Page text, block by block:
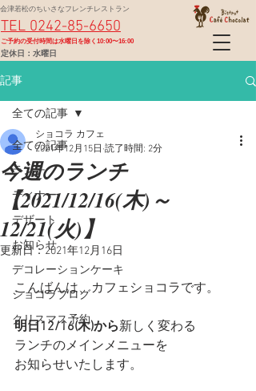
定休日：水曜日
TEL 0242-85-6650
会津若松のちいさなフレンチレストラン
​ご予約の受付時間は水曜日を除く10:00〜16:00
記事
全ての記事
ランチ
ディナー
デザート
お知らせ
デコレーションケーキ
ショコラブログ
クリスマス予約
全ての記事
今週のランチ
【2021/12/16(木)～
12/21(火)】
ショコラ カフェ
2021年12月15日 読了時間: 2分
更新日：2021年12月16日
こんばんは、カフェショコラです。
明日12/16(木)から新しく変わる
ランチのメインメニューを
お知らせいたします。